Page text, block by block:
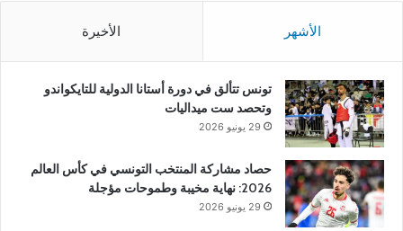
الأشهر الأخيرة
تونس تتألق في دورة أستانا الدولية للتايكواندو
وتحصد ست ميداليات
29 يونيو 2026
حصاد مشاركة المنتخب التونسي في كأس العالم
2026: نهاية مخيبة وطموحات مؤجلة
29 يونيو 2026